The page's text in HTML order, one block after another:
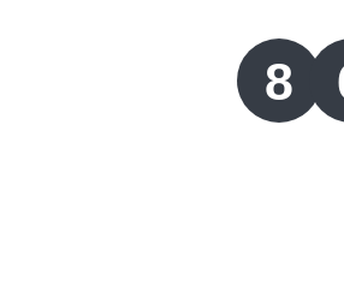
Lotería de Risaralda
8